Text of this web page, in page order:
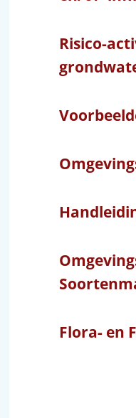
Risico-
Flora- en